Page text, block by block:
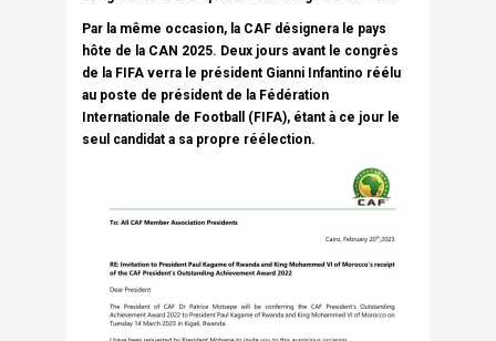
Par la même occasion, la CAF désignera le pays
hôte de la CAN 2025. Deux jours avant le congrès
de la FIFA verra le président Gianni Infantino réélu
au poste de président de la Fédération
Internationale de Football (FIFA), étant à ce jour le
seul candidat a sa propre réélection.